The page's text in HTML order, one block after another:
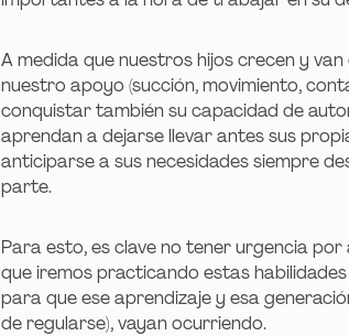
A medida que nuestros hijos crecen y
nuestro apoyo (succión, movimiento,
conquistar también su capacidad de
aprendan a dejarse llevar antes sus
anticiparse a sus necesidades siempre
parte.
Para esto, es clave no tener urgencia
que iremos practicando estas
para que ese aprendizaje y esa
de regularse), vayan ocurriendo.